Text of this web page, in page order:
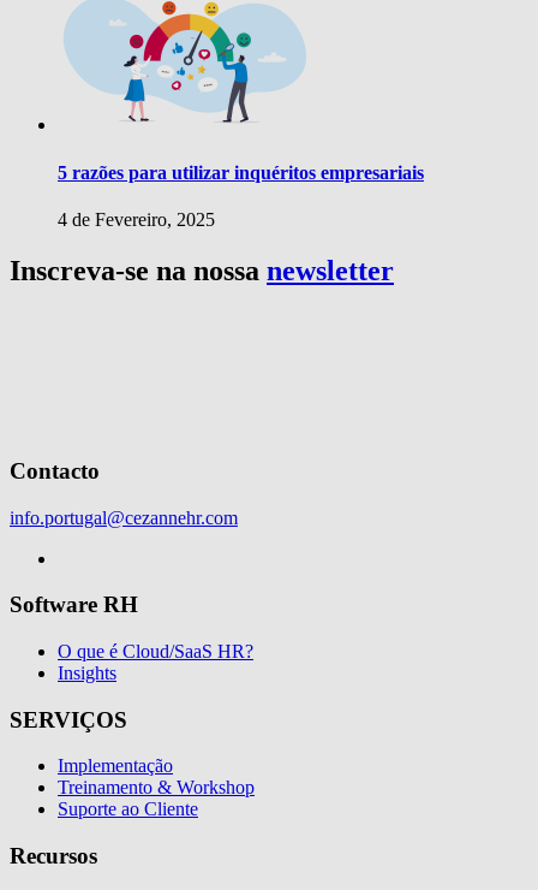
5 razões para utilizar inquéritos empresariais
4 de Fevereiro, 2025
Inscreva-se na nossa newsletter
Contacto
info.portugal@cezannehr.com
Software RH
O que é Cloud/SaaS HR?
Insights
SERVIÇOS
Implementação
Treinamento & Workshop
Suporte ao Cliente
Recursos